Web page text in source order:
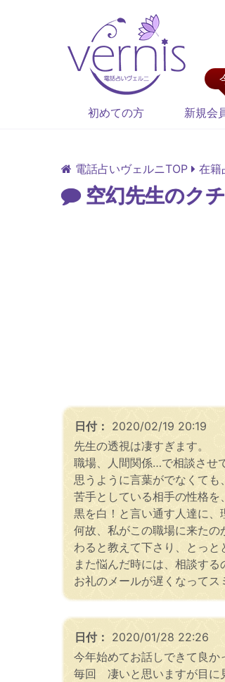
初めての方 新規会
電話占いヴェルニTOP 在籍
空幻先生のク
日付： 2020/02/19 20:19
先生の透視は凄すぎます。
職場、人間関係…で相談させ
思うように言葉がでなくても
苦手としている相手の性格を
黒を白！と言い通す人達に、
何故、私がこの職場に来た
わると教えて下さり、とっ
また悩んだ時には、相談する
お礼のメールが遅くなってス
日付： 2020/01/28 22:26
今年始めてお話しできて良か
毎回 凄いと思いますが目に